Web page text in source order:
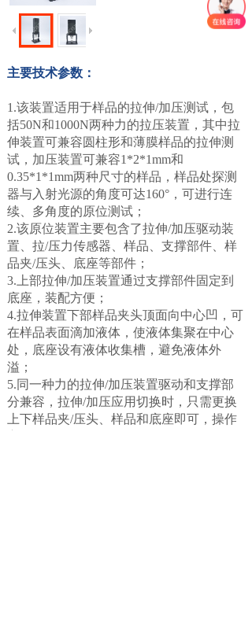
主要技术参数：
1.该装置适用于样品的拉伸/加压测试，包
括50N和1000N两种力的拉压装置，其中拉
伸装置可兼容圆柱形和薄膜样品的拉伸测
试，加压装置可兼容1*2*1mm和
0.35*1*1mm两种尺寸的样品，样品处探测
器与入射光源的角度可达160°，可进行连
续、多角度的原位测试；
2.该原位装置主要包含了拉伸/加压驱动装
置、拉/压力传感器、样品、支撑部件、样
品夹/压头、底座等部件；
3.上部拉伸/加压装置通过支撑部件固定到
底座，装配方便；
4.拉伸装置下部样品夹头顶面向中心凹，可
在样品表面滴加液体，使液体集聚在中心
处，底座设有液体收集槽，避免液体外
溢；
5.同一种力的拉伸/加压装置驱动和支撑部
分兼容，拉伸/加压应用切换时，只需更换
上下样品夹/压头、样品和底座即可，操作